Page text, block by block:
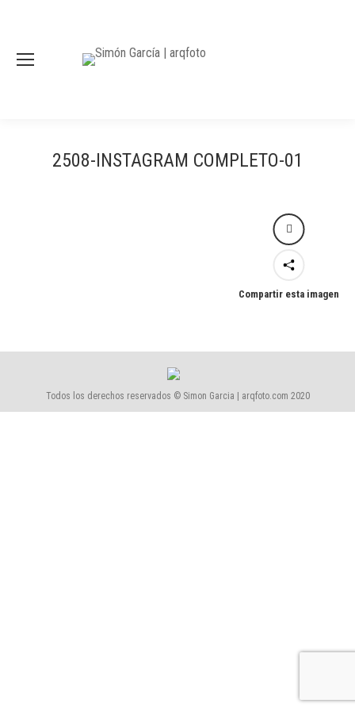
2508-INSTAGRAM COMPLETO-01
Compartir esta imagen
Todos los derechos reservados © Simon Garcia | arqfoto.com 2020